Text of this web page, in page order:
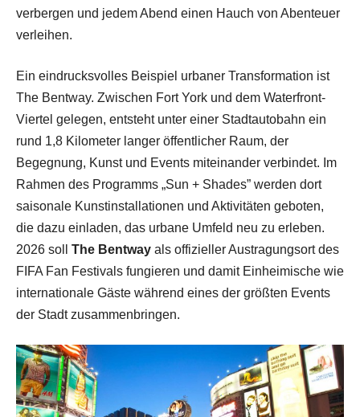
verbergen und jedem Abend einen Hauch von Abenteuer
verleihen.
Ein eindrucksvolles Beispiel urbaner Transformation ist
The Bentway. Zwischen Fort York und dem Waterfront-
Viertel gelegen, entsteht unter einer Stadtautobahn ein
rund 1,8 Kilometer langer öffentlicher Raum, der
Begegnung, Kunst und Events miteinander verbindet. Im
Rahmen des Programms „Sun + Shades” werden dort
saisonale Kunstinstallationen und Aktivitäten geboten,
die dazu einladen, das urbane Umfeld neu zu erleben.
2026 soll
The Bentway als offizieller Austragungsort des
FIFA Fan Festivals fungieren und damit Einheimische wie
internationale Gäste während eines der größten Events
der Stadt zusammenbringen.